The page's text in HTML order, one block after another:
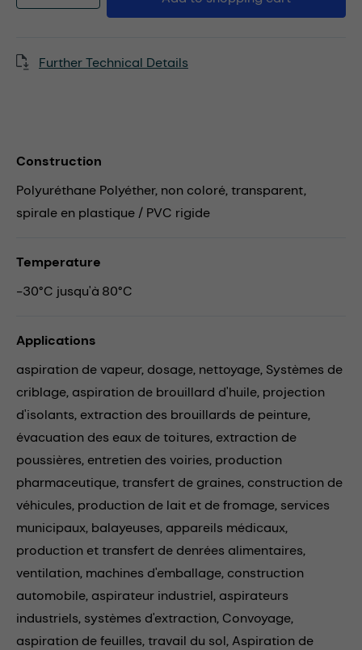
Further Technical Details
Construction
Polyuréthane Polyéther, non coloré, transparent,
spirale en plastique / PVC rigide
Temperature
-30°C jusqu'à 80°C
Applications
aspiration de vapeur, dosage, nettoyage, Systèmes de
criblage, aspiration de brouillard d'huile, projection
d'isolants, extraction des brouillards de peinture,
évacuation des eaux de toitures, extraction de
poussières, entretien des voiries, production
pharmaceutique,transfert de graines, construction de
véhicules, production de lait et de fromage, services
municipaux, balayeuses, appareils médicaux,
production et transfert de denrées alimentaires,
ventilation, machines d'emballage, construction
automobile, aspirateur industriel, aspirateurs
industriels, systèmes d'extraction, Convoyage,
aspiration de feuilles,travail du sol,Aspiration de